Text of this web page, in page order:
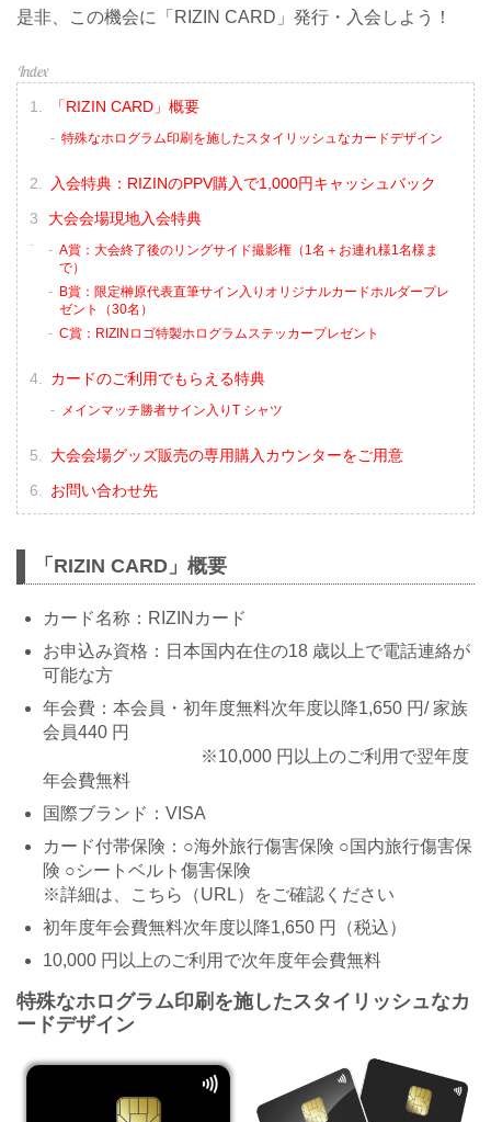
是非、この機会に「RIZIN CARD」発行・入会しよう！
「RIZIN CARD」概要
特殊なホログラム印刷を施したスタイリッシュなカードデザイン
入会特典：RIZINのPPV購入で1,000円キャッシュバック
大会会場現地入会特典
A賞：大会終了後のリングサイド撮影権（1名＋お連れ様1名様ま
で）
B賞：限定榊原代表直筆サイン入りオリジナルカードホルダープレ
ゼント（30名）
C賞：RIZINロゴ特製ホログラムステッカープレゼント
カードのご利用でもらえる特典
メインマッチ勝者サイン入りT シャツ
大会会場グッズ販売の専用購入カウンターをご用意
お問い合わせ先
「RIZIN CARD」概要
カード名称：RIZINカード
お申込み資格：日本国内在住の18 歳以上で電話連絡が
可能な方
年会費：本会員・初年度無料次年度以降1,650 円/ 家族
会員440 円
※10,000 円以上のご利用で翌年度
年会費無料
国際ブランド：VISA
カード付帯保険：○海外旅行傷害保険 ○国内旅行傷害保
険 ○シートベルト傷害保険
※詳細は、こちら（URL）をご確認ください
初年度年会費無料次年度以降1,650 円（税込）
10,000 円以上のご利用で次年度年会費無料
特殊なホログラム印刷を施したスタイリッシュなカ
ードデザイン